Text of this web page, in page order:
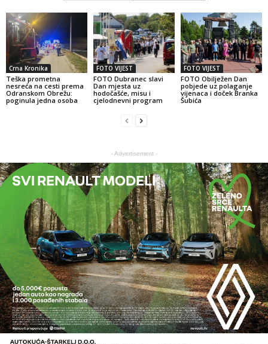
Crna Kronika
Teška prometna
nesreća na cesti prema
Odranskom Obrežu:
poginula jedna osoba
FOTO VIJEST
FOTO Dubranec slavi
Dan mjesta uz
hodočašće, misu i
cjelodnevni program
FOTO VIJEST
FOTO Obilježen Dan
pobjede uz polaganje
vijenaca i doček Branka
Šubića
- Advertisement -